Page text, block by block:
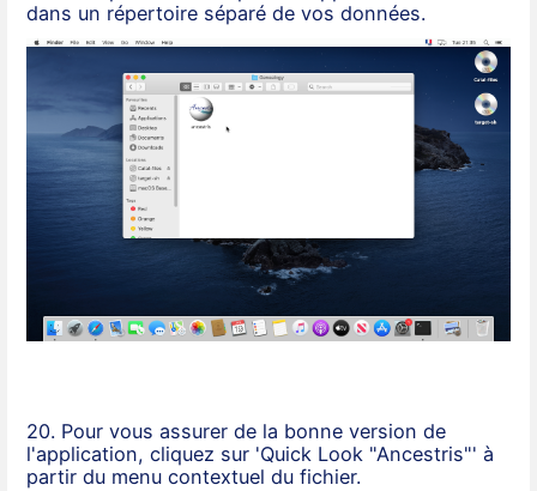
dans un répertoire séparé de vos données.
20. Pour vous assurer de la bonne version de
l'application, cliquez sur 'Quick Look "Ancestris"' à
partir du menu contextuel du fichier.